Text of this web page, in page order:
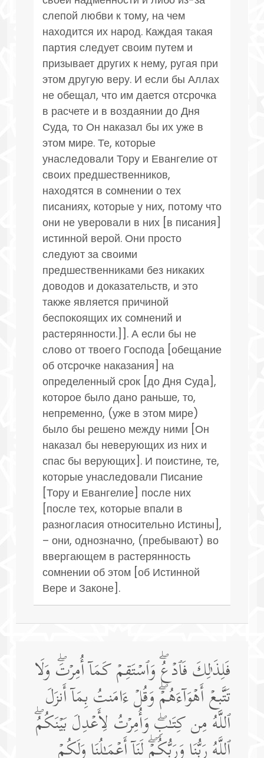
слепой любви к тому, на чем
находится их народ. Каждая такая
партия следует своим путем и
призывает других к нему, ругая при
этом другую веру. И если бы Аллах
не обещал, что им дается отсрочка
в расчете и в воздаянии до Дня
Суда, то Он наказал бы их уже в
этом мире. Те, которые
унаследовали Тору и Евангелие от
своих предшественников,
находятся в сомнении о тех
писаниях, которые у них, потому что
они не уверовали в них [в писания]
истинной верой. Они просто
следуют за своими
предшественниками без никаких
доводов и доказательств, и это
также является причиной
беспокоящих их сомнений и
растерянности.]]. А если бы не
слово от твоего Господа [обещание
об отсрочке наказания] на
определенный срок [до Дня Суда],
которое было дано раньше, то,
непременно, (уже в этом мире)
было бы решено между ними [Он
наказал бы неверующих из них и
спас бы верующих]. И поистине, те,
которые унаследовали Писание
[Тору и Евангелие] после них
[после тех, которые впали в
разногласия относительно Истины],
– они, однозначно, (пребывают) во
ввергающем в растерянность
сомнении об этом [об Истинной
Вере и Законе].
فَلِذَ ٰ⁠لِكَ فَٱدۡعُۖ وَٱسۡتَقِمۡ كَمَاۤ أُمِرۡتَۖ وَلَا
تَتَّبِعۡ أَهۡوَاۤءَهُمۡۖ وَقُلۡ ءَامَنتُ بِمَاۤ أَنزَلَ
ٱللَّهُ مِن كِتَـٰبࣲۖ وَأُمِرۡتُ لِأَعۡدِلَ بَیۡنَكُمُۖ
ٱللَّهُ رَبُّنَا وَرَبُّكُمۡۖ لَنَاۤ أَعۡمَـٰلُنَا وَلَكُمۡ